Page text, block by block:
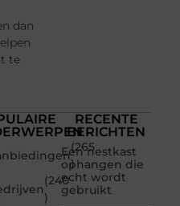
dan
te
(265
)
(240
)
RECENTE
BERICHTEN
Een nestkast
ophangen die
echt wordt
gebruikt